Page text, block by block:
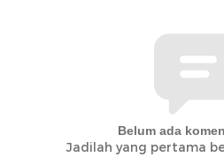
Belum ada
Jadilah yang pertama